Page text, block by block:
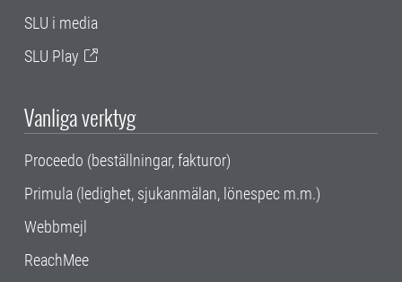
SLU i media
SLU Play
Vanliga verktyg
Proceedo (beställningar, fakturor)
Primula (ledighet, sjukanmälan, lönespec m.m.)
Webbmejl
ReachMee